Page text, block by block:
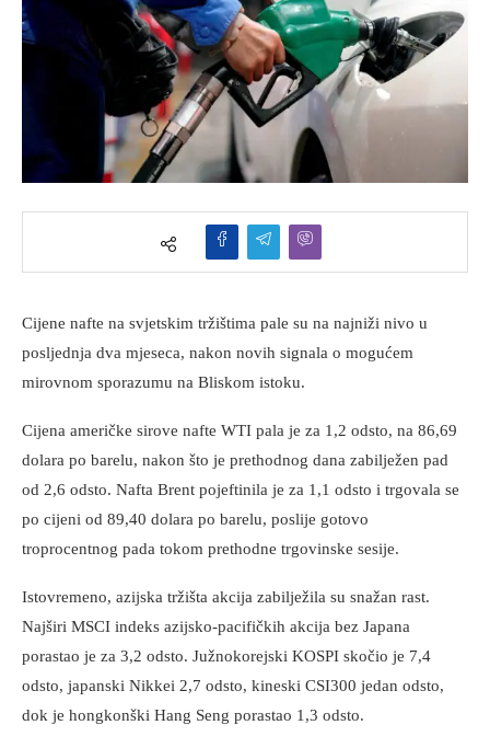
Cijene nafte na svjetskim tržištima pale su na najniži nivo u
posljednja dva mjeseca, nakon novih signala o mogućem
mirovnom sporazumu na Bliskom istoku.
Cijena američke sirove nafte WTI pala je za 1,2 odsto, na 86,69
dolara po barelu, nakon što je prethodnog dana zabilježen pad
od 2,6 odsto. Nafta Brent pojeftinila je za 1,1 odsto i trgovala se
po cijeni od 89,40 dolara po barelu, poslije gotovo
troprocentnog pada tokom prethodne trgovinske sesije.
Istovremeno, azijska tržišta akcija zabilježila su snažan rast.
Najširi MSCI indeks azijsko-pacifičkih akcija bez Japana
porastao je za 3,2 odsto. Južnokorejski KOSPI skočio je 7,4
odsto, japanski Nikkei 2,7 odsto, kineski CSI300 jedan odsto,
dok je hongkonški Hang Seng porastao 1,3 odsto.